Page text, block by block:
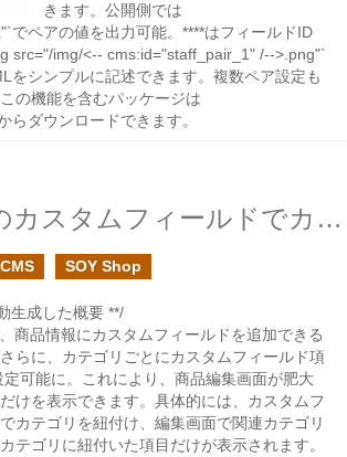
きます。公開側では
でペアの値を出力可能。****はフィールドID
src="/img/<-- cms:id="staff_pair_1" /-->.png"`
をシンプルに記述できます。複数ペア設定も
の機能を含むパッケージは
らダウンロードできます。
SOY Shopのカスタムフィールドでカテゴリとの関連付けを追加しました
SOY Shop
生成した概要 **/
商品情報にカスタムフィールドを追加できる
らに、カテゴリごとにカスタムフィールド項
可能に。これにより、商品編集画面が肥大
けを表示できます。具体的には、カスタムフ
カテゴリを紐付け、編集画面で関連カテゴリ
テゴリに紐付いた項目だけが表示されます。